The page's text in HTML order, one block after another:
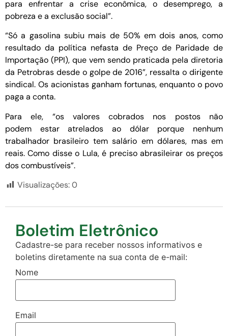
para enfrentar a crise econômica, o desemprego, a
pobreza e a exclusão social”.
“Só a gasolina subiu mais de 50% em dois anos, como
resultado da política nefasta de Preço de Paridade de
Importação (PPI), que vem sendo praticada pela diretoria
da Petrobras desde o golpe de 2016”, ressalta o dirigente
sindical. Os acionistas ganham fortunas, enquanto o povo
paga a conta.
Para ele, “os valores cobrados nos postos não
podem estar atrelados ao dólar porque nenhum
trabalhador brasileiro tem salário em dólares, mas em
reais. Como disse o Lula, é preciso abrasileirar os preços
dos combustíveis”.
Visualizações:0
Boletim Eletrônico
Cadastre-se para receber nossos informativos e
boletins diretamente na sua conta de e-mail:
Nome
Email